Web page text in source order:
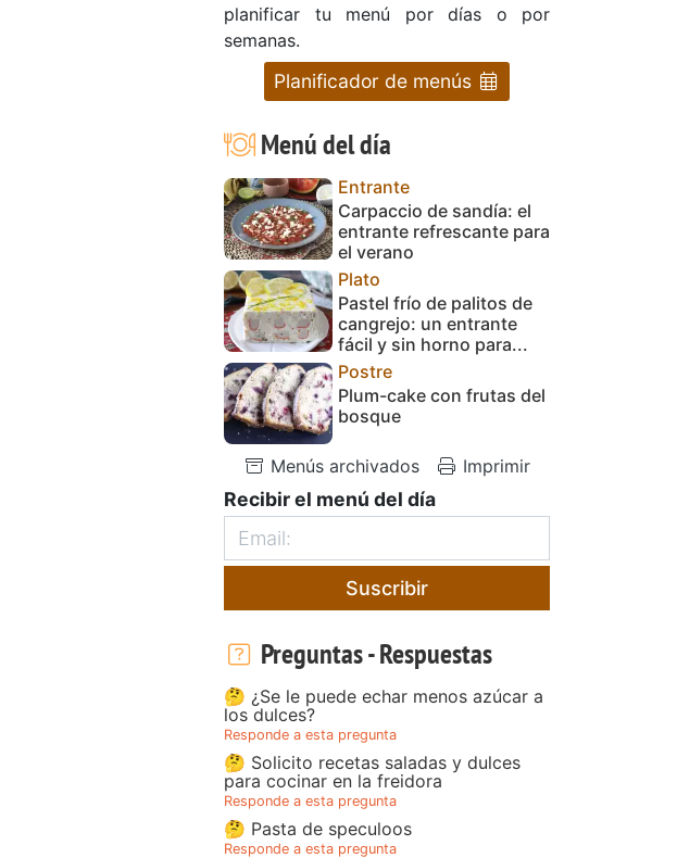
planificar tu menú por días o por
semanas.
Planificador de menús
Menú del día
Entrante
Carpaccio de sandía: el
entrante refrescante para
el verano
Plato
Pastel frío de palitos de
cangrejo: un entrante
fácil y sin horno para...
Postre
Plum-cake con frutas del
bosque
Menús archivados Imprimir
Recibir el menú del día
Suscribir
Preguntas - Respuestas
🤔 ¿Se le puede echar menos azúcar a
los dulces?
Responde a esta pregunta
🤔 Solicito recetas saladas y dulces
para cocinar en la freidora
Responde a esta pregunta
🤔 Pasta de speculoos
Responde a esta pregunta